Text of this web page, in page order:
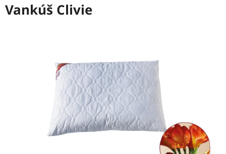
Vankúš Clivie